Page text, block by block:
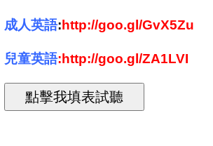
成人英語:http://goo.gl/GvX5Zu
兒童英語:http://goo.gl/ZA1LVI